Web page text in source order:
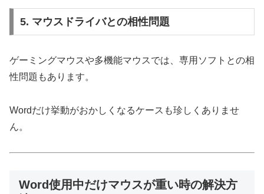
5. マウスドライバとの相性問題
ゲーミングマウスや多機能マウスでは、専用ソフトとの相
性問題もあります。
Wordだけ挙動がおかしくなるケースも珍しくありませ
ん。
Word使用中だけマウスが重い時の解決方